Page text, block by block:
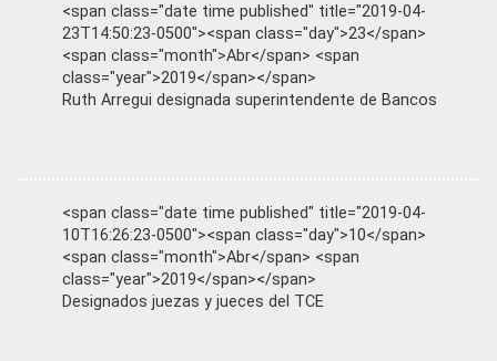
<span class="date time published" title="2019-04-
23T14:50:23-0500"><span class="day">23</span>
<span class="month">Abr</span> <span
class="year">2019</span></span>
Ruth Arregui designada superintendente de Bancos
<span class="date time published" title="2019-04-
10T16:26:23-0500"><span class="day">10</span>
<span class="month">Abr</span> <span
class="year">2019</span></span>
Designados juezas y jueces del TCE